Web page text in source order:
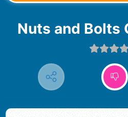
Nuts and